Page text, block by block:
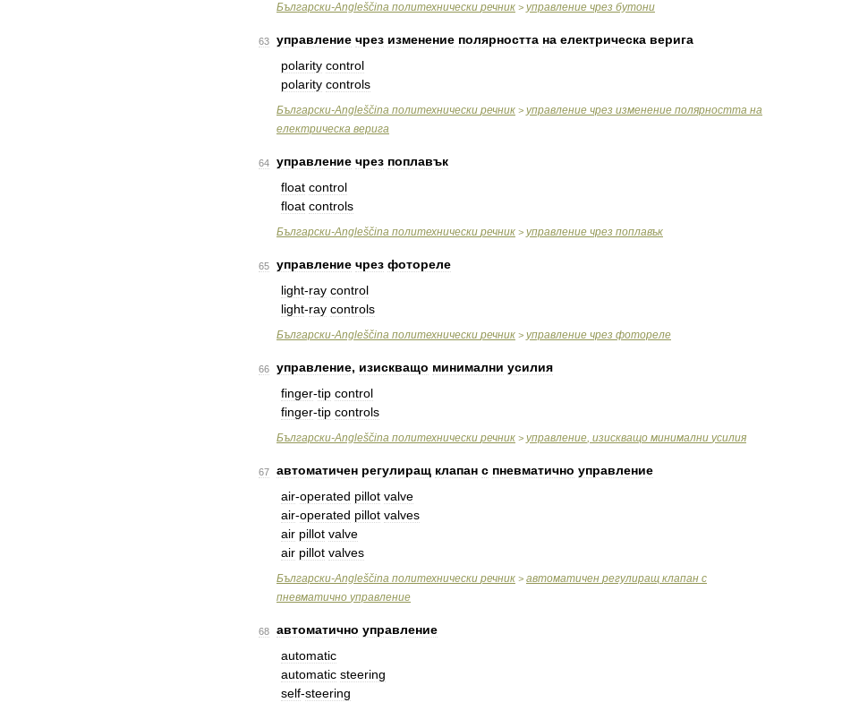
Български-Angleščina политехнически речник > управление чрез бутони
63 управление чрез изменение полярността на електрическа верига
polarity control
polarity controls
Български-Angleščina политехнически речник > управление чрез изменение полярността на
електрическа верига
64 управление чрез поплавък
float control
float controls
Български-Angleščina политехнически речник > управление чрез поплавък
65 управление чрез фотореле
light-ray control
light-ray controls
Български-Angleščina политехнически речник > управление чрез фотореле
66 управление, изискващо минимални усилия
finger-tip control
finger-tip controls
Български-Angleščina политехнически речник > управление, изискващо минимални усилия
67 автоматичен регулиращ клапан с пневматично управление
air-operated pillot valve
air-operated pillot valves
air pillot valve
air pillot valves
Български-Angleščina политехнически речник > автоматичен регулиращ клапан с
пневматично управление
68 автоматично управление
automatic
automatic steering
self-steering